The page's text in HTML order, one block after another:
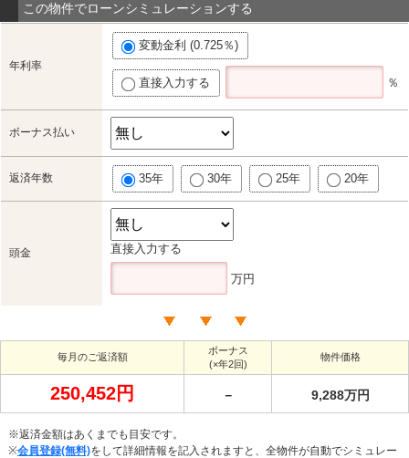
この物件でローンシミュレーションする
年利率
変動金利 (0.725％)
直接入力する ％
ボーナス払い
返済年数 35年 30年 25年 20年
頭金 直接入力する
万円
毎月のご返済額
ボーナス
(×年2回)
物件価格
250,452円 － 9,288万円
※返済金額はあくまでも目安です。
※会員登録(無料)をして詳細情報を記入されますと、全物件が自動でシミュレー